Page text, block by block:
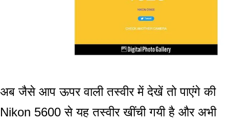
अब जैसे आप ऊपर वाली तस्वीर में देखें तो पाएंगे की
Nikon 5600 से यह तस्वीर खींची गयी है और अभी